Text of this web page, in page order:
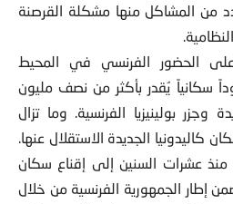
من المشاكل منها مشكلة القرصنة
على الحضور الفرنسي في المحيط
سكانياً يُقدر بأكثر من نصف مليون
بولينيزيا الفرنسية. وما تزال
كاليدونيا الجديدة الاستقلال عنها.
عشرات السنين إلى إقناع سكان
إطار الجمهورية الفرنسية من خلال